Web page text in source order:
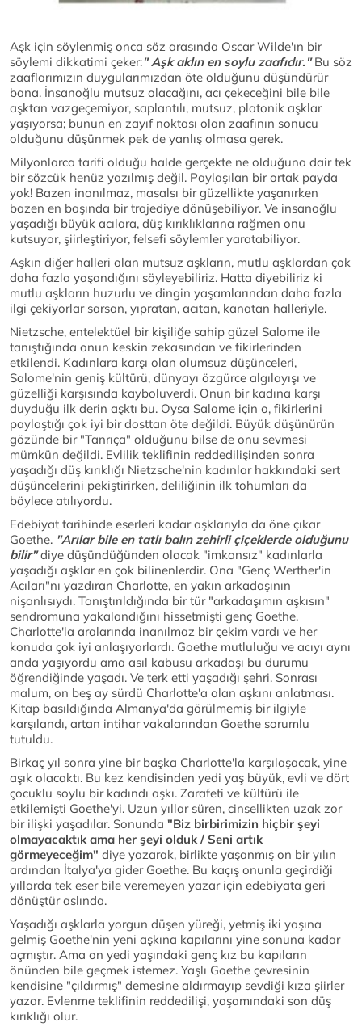
Aşk için söylenmiş onca söz arasında Oscar Wilde'ın bir
söylemi dikkatimi çeker:" Aşk aklın en soylu zaafıdır."Bu söz
zaaflarımızın duygularımızdan öte olduğunu düşündürür
bana. İnsanoğlu mutsuz olacağını, acı çekeceğini bile bile
aşktan vazgeçemiyor, saplantılı, mutsuz, platonik aşklar
yaşıyorsa; bunun en zayıf noktası olan zaafının sonucu
olduğunu düşünmek pek de yanlış olmasa gerek.
Milyonlarca tarifi olduğu halde gerçekte ne olduğuna dair tek
bir sözcük henüz yazılmış değil. Paylaşılan bir ortak payda
yok! Bazen inanılmaz, masalsı bir güzellikte yaşanırken
bazen en başında bir trajediye dönüşebiliyor. Ve insanoğlu
yaşadığı büyük acılara, düş kırıklıklarına rağmen onu
kutsuyor, şiirleştiriyor, felsefi söylemler yaratabiliyor.
Aşkın diğer halleri olan mutsuz aşkların, mutlu aşklardan çok
daha fazla yaşandığını söyleyebiliriz. Hatta diyebiliriz ki
mutlu aşkların huzurlu ve dingin yaşamlarından daha fazla
ilgi çekiyorlar sarsan, yıpratan, acıtan, kanatan halleriyle.
Nietzsche, entelektüel bir kişiliğe sahip güzel Salome ile
tanıştığında onun keskin zekasından ve fikirlerinden
etkilendi. Kadınlara karşı olan olumsuz düşünceleri,
Salome'nin geniş kültürü, dünyayı özgürce algılayışı ve
güzelliği karşısında kayboluverdi. Onun bir kadına karşı
duyduğu ilk derin aşktı bu. Oysa Salome için o, fikirlerini
paylaştığı çok iyi bir dosttan öte değildi. Büyük düşünürün
gözünde bir "Tanrıça" olduğunu bilse de onu sevmesi
mümkün değildi. Evlilik teklifinin reddedilişinden sonra
yaşadığı düş kırıklığı Nietzsche'nin kadınlar hakkındaki sert
düşüncelerini pekiştirirken, deliliğinin ilk tohumları da
böylece atılıyordu.
Edebiyat tarihinde eserleri kadar aşklarıyla da öne çıkar
Goethe. "Arılar bile en tatlı balın zehirli çiçeklerde olduğunu
bilir"diye düşündüğünden olacak "imkansız" kadınlarla
yaşadığı aşklar en çok bilinenlerdir. Ona "Genç Werther'in
Acıları"nı yazdıran Charlotte, en yakın arkadaşının
nişanlısıydı. Tanıştırıldığında bir tür "arkadaşımın aşkısın"
sendromuna yakalandığını hissetmişti genç Goethe.
Charlotte'la aralarında inanılmaz bir çekim vardı ve her
konuda çok iyi anlaşıyorlardı. Goethe mutluluğu ve acıyı aynı
anda yaşıyordu ama asıl kabusu arkadaşı bu durumu
öğrendiğinde yaşadı. Ve terk etti yaşadığı şehri. Sonrası
malum, on beş ay sürdü Charlotte'a olan aşkını anlatması.
Kitap basıldığında Almanya'da görülmemiş bir ilgiyle
karşılandı, artan intihar vakalarından Goethe sorumlu
tutuldu.
Birkaç yıl sonra yine bir başka Charlotte'la karşılaşacak, yine
aşık olacaktı. Bu kez kendisinden yedi yaş büyük, evli ve dört
çocuklu soylu bir kadındı aşkı. Zarafeti ve kültürü ile
etkilemişti Goethe'yi. Uzun yıllar süren, cinsellikten uzak zor
bir ilişki yaşadılar. Sonunda "Biz birbirimizin hiçbir şeyi
olmayacaktık ama her şeyi olduk / Seni artık
görmeyeceğim" diye yazarak, birlikte yaşanmış on bir yılın
ardından İtalya'ya gider Goethe. Bu kaçış onunla geçirdiği
yıllarda tek eser bile veremeyen yazar için edebiyata geri
dönüştür aslında.
Yaşadığı aşklarla yorgun düşen yüreği, yetmiş iki yaşına
gelmiş Goethe'nin yeni aşkına kapılarını yine sonuna kadar
açmıştır. Ama on yedi yaşındaki genç kız bu kapıların
önünden bile geçmek istemez. Yaşlı Goethe çevresinin
kendisine "çıldırmış" demesine aldırmayıp sevdiği kıza şiirler
yazar. Evlenme teklifinin reddedilişi, yaşamındaki son düş
kırıklığı olur.